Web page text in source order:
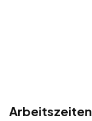
Arbeitszeiten